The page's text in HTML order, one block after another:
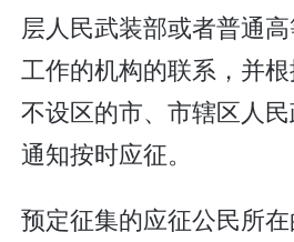
层人民武装部或者普通
工作的机构的联系，并根
不设区的市、市辖区人
通知按时应征。
预定征集的应征公民所在